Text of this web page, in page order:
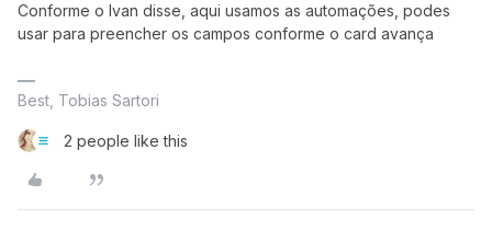
Conforme o Ivan disse, aqui usamos as automações, podes
usar para preencher os campos conforme o card avança
Best, Tobias Sartori
2 people like this